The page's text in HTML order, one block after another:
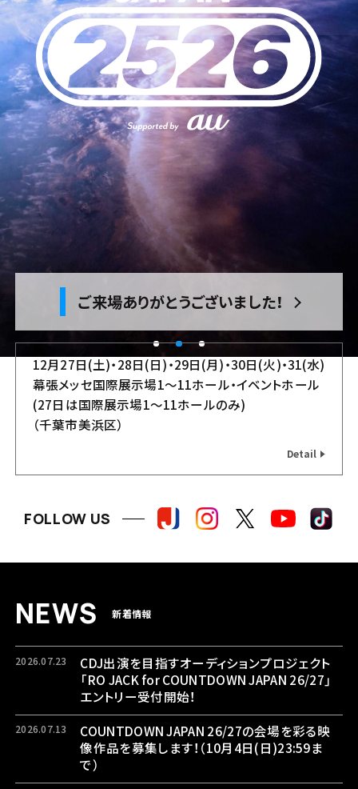
タイムテーブル
バスツアー
ご来場ありがとうございました！
12月27日(土)・28日(日)・29日(月)・30日(火)・31(水)
幕張メッセ国際展示場1～11ホール・イベントホール
(27日は国際展示場1〜11ホールのみ)
（千葉市美浜区）
Detail
FOLLOW US
NEWS 新着情報
2026.07.23
CDJ出演を目指すオーディションプロジェクト
「RO JACK for COUNTDOWN JAPAN 26/27」
エントリー受付開始！
2026.07.13
COUNTDOWN JAPAN 26/27の会場を彩る映
像作品を募集します！（10月4日(日)23:59ま
で）